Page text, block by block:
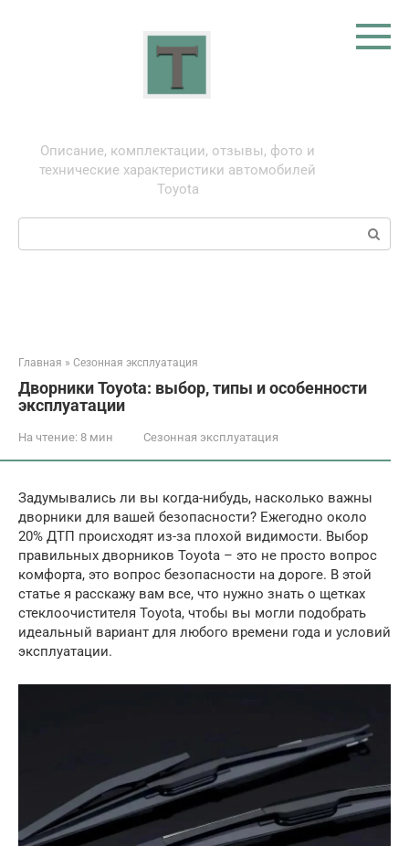
Описание, комплектации, отзывы, фото и
технические характеристики автомобилей
Toyota
Поиск:
Главная » Сезонная эксплуатация
Дворники Toyota: выбор, типы и особенности
эксплуатации
На чтение: 8 мин Сезонная эксплуатация
Задумывались ли вы когда-нибудь, насколько важны
дворники для вашей безопасности? Ежегодно около
20% ДТП происходят из-за плохой видимости. Выбор
правильных дворников Toyota – это не просто вопрос
комфорта, это вопрос безопасности на дороге. В этой
статье я расскажу вам все, что нужно знать о щетках
стеклоочистителя Toyota, чтобы вы могли подобрать
идеальный вариант для любого времени года и условий
эксплуатации.